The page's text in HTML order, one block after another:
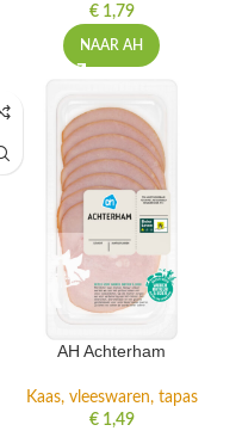
€1,79
NAAR AH
AH Achterham
Kaas, vleeswaren, tapas
€1,49